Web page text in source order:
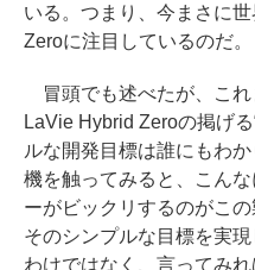
いる。つまり、今まさに
Zeroに注目しているのだ。
冒頭でも述べたが、これ
LaVie Hybrid Zeroの掲げ
ルな開発目標は誰にもわ
機を触ってみると、こん
ーがビックリするのがこ
そのシンプルな目標を実
わけではなく、言ってみ